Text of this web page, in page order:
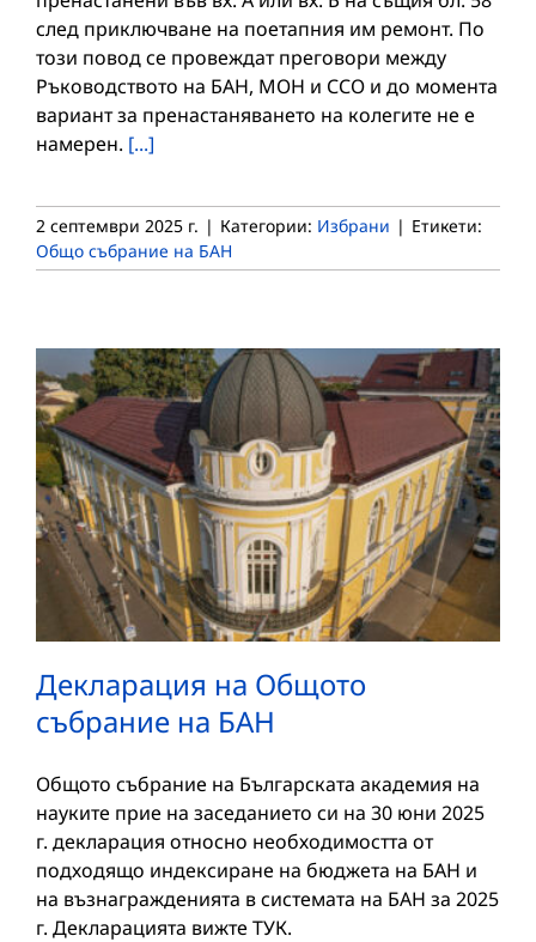
след приключване на поетапния им ремонт. По
този повод се провеждат преговори между
Ръководството на БАН, МОН и ССО и до момента
вариант за пренастаняването на колегите не е
намерен. [...]
2 септември 2025 г. | Категории: Избрани | Етикети:
Общо събрание на БАН
Декларация на Общото
събрание на БАН
Общото събрание на Българската академия на
науките прие на заседанието си на 30 юни 2025
г. декларация относно необходимостта от
подходящо индексиране на бюджета на БАН и
на възнагражденията в системата на БАН за 2025
г. Декларацията вижте ТУК.